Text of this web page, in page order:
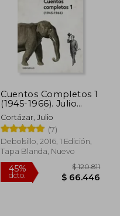
Cuentos Completos 1
(1945-1966). Julio
Cortázar / Complete
Short Stories, Book 1,
(1945-1966) Julio
Cortazar
Cortázar, Julio
(7)
Debolsillo, 2016, 1 Edición,
Tapa Blanda, Nuevo